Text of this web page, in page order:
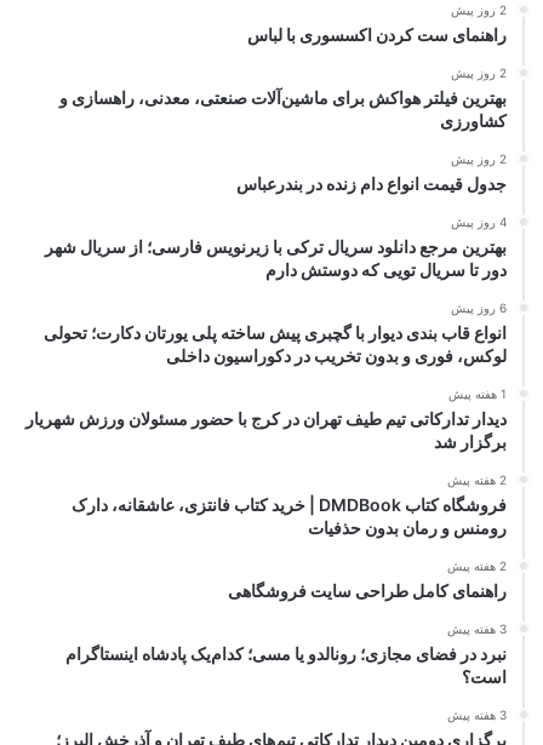
2 روز پیش
راهنمای ست کردن اکسسوری با لباس
2 روز پیش
بهترین فیلتر هواکش برای ماشین‌آلات صنعتی، معدنی، راهسازی و
کشاورزی
2 روز پیش
جدول قیمت انواع دام زنده در بندرعباس
4 روز پیش
بهترین مرجع دانلود سریال ترکی با زیرنویس فارسی؛ از سریال شهر
دور تا سریال تویی که دوستش دارم
6 روز پیش
انواع قاب بندی دیوار با گچبری پیش ساخته پلی یورتان دکارت؛ تحولی
لوکس، فوری و بدون تخریب در دکوراسیون داخلی
1 هفته پیش
دیدار تدارکاتی تیم طیف تهران در کرج با حضور مسئولان ورزش شهریار
برگزار شد
2 هفته پیش
فروشگاه کتاب DMDBook | خرید کتاب فانتزی، عاشقانه، دارک
رومنس و رمان بدون حذفیات
2 هفته پیش
راهنمای کامل طراحی سایت فروشگاهی
3 هفته پیش
نبرد در فضای مجازی؛ رونالدو یا مسی؛ کدام‌یک پادشاه اینستاگرام
است؟
3 هفته پیش
برگزاری دومین دیدار تدارکاتی تیم‌های طیف تهران و آذرخش البرز؛